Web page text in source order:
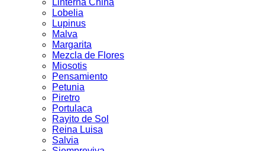
Linterna China
Lobelia
Lupinus
Malva
Margarita
Mezcla de Flores
Miosotis
Pensamiento
Petunia
Piretro
Portulaca
Rayito de Sol
Reina Luisa
Salvia